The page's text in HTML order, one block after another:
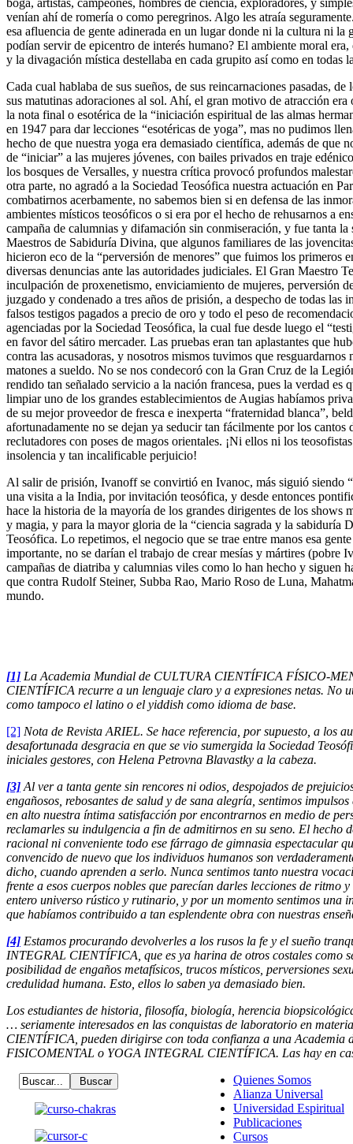
venían ahí de romería o como peregrinos. Algo les atraía
esa afluencia de gente adinerada en un lugar donde ni la cultura ni la
podían servir de epicentro de interés humano? El ambiente moral
y la divagación mística destellaba en cada grupito así como en todas
Cada cual hablaba de sus sueños, de sus reincarnaciones pasadas,
sus matutinas adoraciones al sol. Ahí, el gran motivo de atracción
la nota final o esotérica de la “iniciación espiritual de las almas
en 1947 para dar lecciones “esotéricas de yoga”, mas no pudimos
hecho de que nuestra yoga era demasiado científica, además de que
de “iniciar” a las mujeres jóvenes, con bailes privados en traje
los bosques de Versalles, y nuestra crítica provocó profundos
otra parte, no agradó a la Sociedad Teosófica nuestra actuación en
combatirnos acerbamente, no sabemos bien si en defensa de las
ambientes místicos teosóficos o si era por el hecho de rehusarnos a
campaña de calumnias y difamación sin conmiseración, y fue tanta la
Maestros de Sabiduría Divina, que algunos familiares de las
hicieron eco de la “perversión de menores” que fuimos los primeros
diversas denuncias ante las autoridades judiciales. El Gran Maestro
inculpación de proxenetismo, enviciamiento de mujeres, perversión
juzgado y condenado a tres años de prisión, a despecho de todas las
falsos testigos pagados a precio de oro y todo el peso de
agenciadas por la Sociedad Teosófica, la cual fue desde luego el
en favor del sátiro mercader. Las pruebas eran tan aplastantes que
contra las acusadoras, y nosotros mismos tuvimos que resguardarnos
matones a sueldo. No se nos condecoró con la Gran Cruz de la
rendido tan señalado servicio a la nación francesa, pues la verdad es
limpiar uno de los grandes establecimientos de Augias habíamos
de su mejor proveedor de fresca e inexperta “fraternidad blanca”,
afortunadamente no se dejan ya seducir tan fácilmente por los cantos
reclutadores con poses de magos orientales. ¡Ni ellos ni los
insolencia y tan incalificable perjuicio!
Al salir de prisión, Ivanoff se convirtió en Ivanoc, más siguió siendo
una visita a la India, por invitación teosófica, y desde entonces
hace la historia de la mayoría de los grandes dirigentes de los shows
y magia, y para la mayor gloria de la “ciencia sagrada y la sabiduría
Teosófica. Lo repetimos, el negocio que se trae entre manos esa
importante, no se darían el trabajo de crear mesías y mártires (pobre
campañas de diatriba y calumnias viles como lo han hecho y siguen
que contra Rudolf Steiner, Subba Rao, Mario Roso de Luna,
mundo.
[1] La Academia Mundial de CULTURA CIENTÍFICA FÍSICO-
CIENTÍFICA recurre a un lenguaje claro y a expresiones netas. No
como tampoco el latino o el yiddish como idioma de base.
[2] Nota de Revista ARIEL. Se hace referencia, por supuesto, a los
desafortunada desgracia en que se vio sumergida la Sociedad
iniciales gestores, con Helena Petrovna Blavastky a la cabeza.
[3] Al ver a tanta gente sin rencores ni odios, despojados de
engañosos, rebosantes de salud y de sana alegría, sentimos
en alto nuestra íntima satisfacción por encontrarnos en medio de
reclamarles su indulgencia a fin de admitirnos en su seno. El hecho
racional ni conveniente todo ese fárrago de gimnasia espectacular
convencido de nuevo que los individuos humanos son
dicho, cuando aprenden a serlo. Nunca sentimos tanto nuestra
frente a esos cuerpos nobles que parecían darles lecciones de ritmo
entero universo rústico y rutinario, y por un momento sentimos una
que habíamos contribuido a tan esplendente obra con nuestras
[4] Estamos procurando devolverles a los rusos la fe y el sueño
INTEGRAL CIENTÍFICA, que es ya harina de otros costales como
posibilidad de engaños metafísicos, trucos místicos, perversiones
credulidad humana. Esto, ellos lo saben ya demasiado bien.
Los estudiantes de historia, filosofía, biología, herencia
… seriamente interesados en las conquistas de laboratorio en
CIENTÍFICA, pueden dirigirse con toda confianza a una
FISICOMENTAL o YOGA INTEGRAL CIENTÍFICA. Las hay en
Quienes Somos
Alianza Universal
Universidad Espiritual
Publicaciones
Cursos